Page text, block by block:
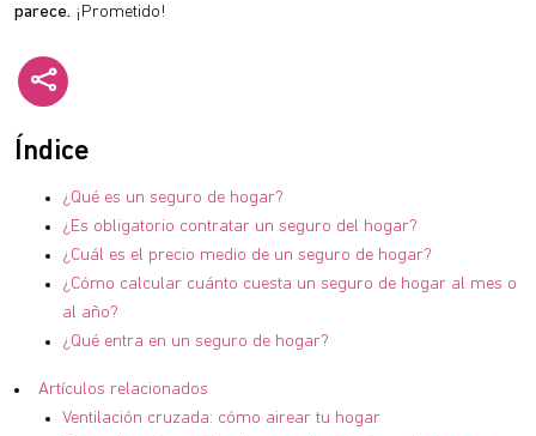
parece. ¡Prometido!
Índice
¿Qué es un seguro de hogar?
¿Es obligatorio contratar un seguro del hogar?
¿Cuál es el precio medio de un seguro de hogar?
¿Cómo calcular cuánto cuesta un seguro de hogar al mes o
al año?
¿Qué entra en un seguro de hogar?
Artículos relacionados
Ventilación cruzada: cómo airear tu hogar